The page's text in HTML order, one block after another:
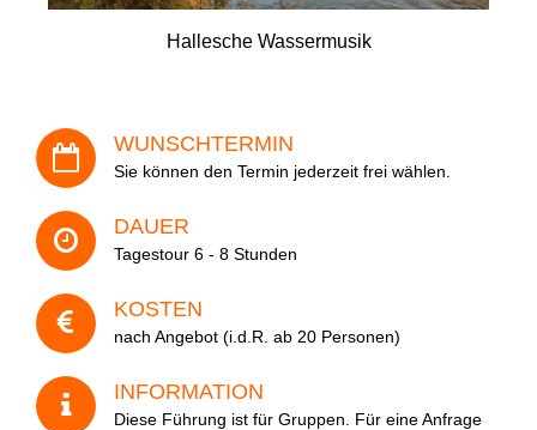
Veranstaltung
Anzahl der Personen
Hallesche Wassermusik
WUNSCHTERMIN
Sie können den Termin jederzeit frei wählen.
DAUER
Tagestour 6 - 8 Stunden
KOSTEN
nach Angebot (i.d.R. ab 20 Personen)
INFORMATION
Diese Führung ist für Gruppen. Für eine Anfrage